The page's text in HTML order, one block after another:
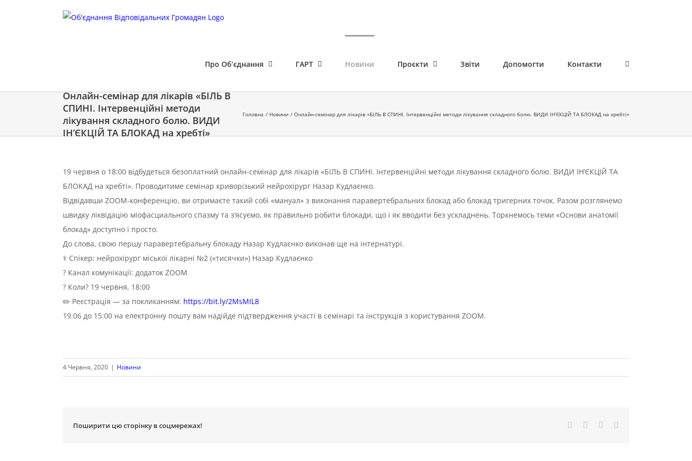
Про Об’єднання ГАРТ Новини Проєкти Звіти Допомогти Контакти
Онлайн-семінар для лікарів «БІЛЬ В
СПИНІ. Інтервенційні методи
лікування складного болю. ВИДИ
ІН’ЄКЦІЙ ТА БЛОКАД на хребті»
Головна Новини Онлайн-семінар для лікарів «БІЛЬ В СПИНІ. Інтервенційні методи лікування складного болю. ВИДИ ІН’ЄКЦІЙ ТА БЛОКАД на хребті»
19 червня о 18:00 відбудеться безоплатний онлайн-семінар для лікарів «БІЛЬ В СПИНІ. Інтервенційні методи лікування складного болю. ВИДИ ІН’ЄКЦІЙ ТА
БЛОКАД на хребті». Проводитиме семінар криворізький нейрохірург Назар Кудлаєнко.
Відвідавши ZOOM-конференцію, ви отримаєте такий собі «мануал» з виконання паравертебральних блокад або блокад тригерних точок. Разом розглянемо
швидку ліквідацію міофасциального спазму та з’ясуємо, як правильно робити блокади, що і як вводити без ускладнень. Торкнемось теми «Основи анатомії
блокад» доступно і просто.
До слова, свою першу паравертебральну блокаду Назар Кудлаєнко виконав ще на інтернатурі.
⚕️ Спікер: нейрохірург міської лікарні №2 («тисячки») Назар Кудлаєнко
? Канал комунікації: додаток ZOOM
? Коли? 19 червня, 18:00
✏️ Реєстрація — за покликанням: https://bit.ly/2MsMIL8
19.06 до 15:00 на електронну пошту вам надійде підтвердження участі в семінарі та інструкція з користування ZOOM.
4 Червня, 2020 | Новини
Поширити цю сторінку в соцмережах! Facebook WhatsApp